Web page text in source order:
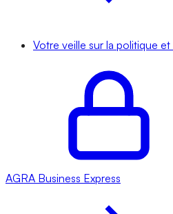
Votre veille sur la politique
AGRA Business Express